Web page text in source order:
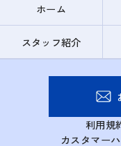
ホーム
スタッフ紹介
利用規
カスタマー